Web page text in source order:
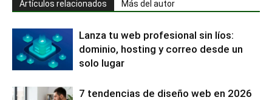
Artículos relacionados Más del autor
Lanza tu web profesional sin líos:
dominio, hosting y correo desde un
solo lugar
7 tendencias de diseño web en 2026